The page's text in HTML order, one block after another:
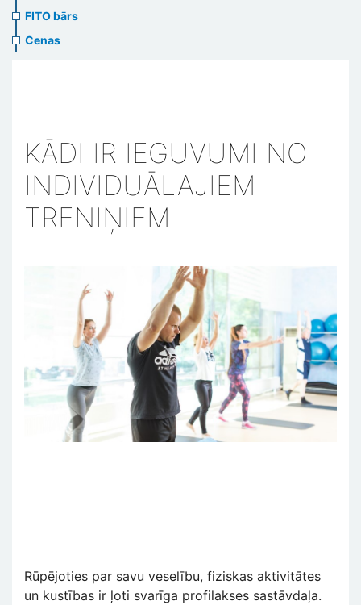
FITO bārs
Cenas
KĀDI IR IEGUVUMI NO
INDIVIDUĀLAJIEM
TRENIŅIEM
Rūpējoties par savu veselību, fiziskas aktivitātes
un kustības ir ļoti svarīga profilakses sastāvdaļa.